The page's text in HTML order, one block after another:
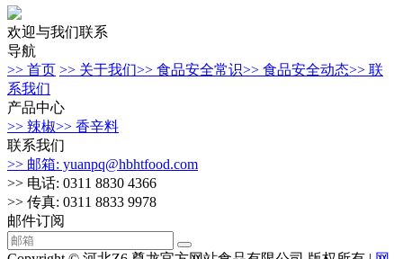
欢迎与我们联系
导航
>> 首页 >> 关于我们>> 食品安全常识>> 食品安全动态>> 联
系我们
产品中心
>> 辣椒>> 香辛料
联系我们
>> 邮箱: yuanpq@hbhtfood.com
>> 电话: 0311 8830 4366
>> 传真: 0311 8833 9978
邮件订阅